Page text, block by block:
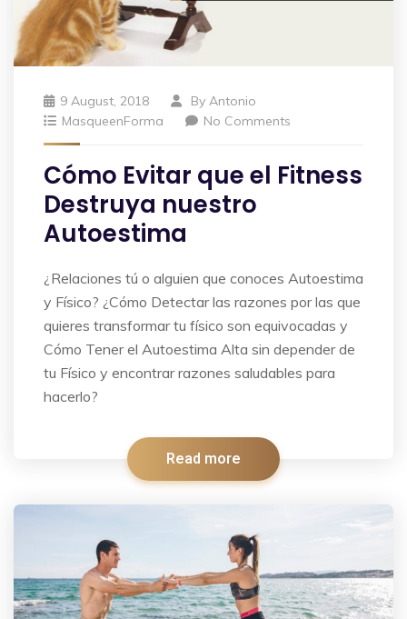
9 August, 2018 By Antonio
MasqueenForma
No Comments
Cómo Evitar que el Fitness
Destruya nuestro
Autoestima
¿Relaciones tú o alguien que conoces Autoestima
y Físico? ¿Cómo Detectar las razones por las que
quieres transformar tu físico son equivocadas y
Cómo Tener el Autoestima Alta sin depender de
tu Físico y encontrar razones saludables para
hacerlo?
Read more